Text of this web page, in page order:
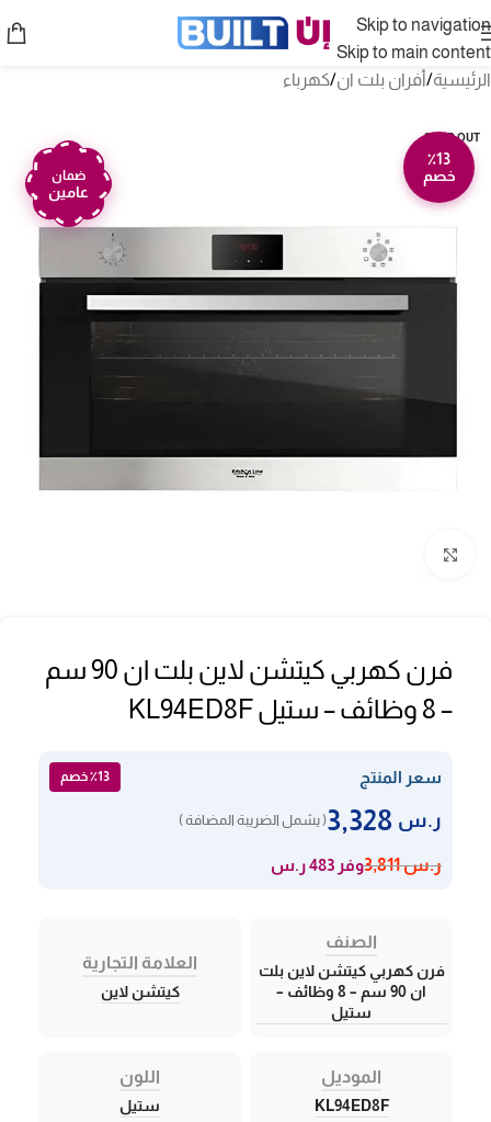
Skip to navigation
Skip to main content
الرئيسية/أفران بلت ان/كهرباء
SOLD OUT
٪13
خصم
ضمان
عامين
فرن كهربي كيتشن لاين بلت ان 90 سم
– 8 وظائف – ستيل KL94ED8F
سعر المنتج ٪13 خصم
ر.س ( يشمل الضريبة المضافة )
ر.س3,811 وفر 483 ر.س
الصنف
فرن كهربي كيتشن لاين بلت
ان 90 سم – 8 وظائف –
ستيل
العلامة التجارية
كيتشن لاين
الموديل
KL94ED8F
اللون
ستيل